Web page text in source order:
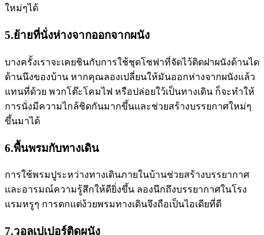
ใหม่ๆได้
5.ย้ายที่นั่งห่างจากออกจากผนัง
บางครั้งเราจะเคยชินกับการใช้ชุดโซฟาที่จัดไว้ติดฝาผนังด้านได
ด้านนึงของบ้าน หากคุณลองเปลี่ยนให้มันออกห่างจากผนังแล้ว
แทนที่ด้วย พวกโต๊ะโคมไฟ หรือปล่อยใว้เป็นทางเดิน ก็จะทำให้
การนั่งมีความไกล้ชิดกันมากขึ้นและช่วยสร้างบรรยกาศใหม่ๆ
ขึ้นมาได้
6.พื้นพรมกับทางเดิน
การใช้พรมปูระหว่างทางเดินภายในบ้านช่วยสร้างบรรยากาศ
และอารมณ์ความรู้สึกให้ดียิ่งขึ้น ลองนึกถึงบรรยากาศในโรง
แรมหรูๆ การตกแต่ง้วยพรมทางเดินจึงถือเป็นไอเดียที่ดี
7.วอลเปเปอร์ติดผนัง